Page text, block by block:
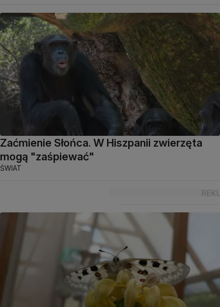
Zaćmienie Słońca. W Hiszpanii zwierzęta
mogą "zaśpiewać"
ŚWIAT